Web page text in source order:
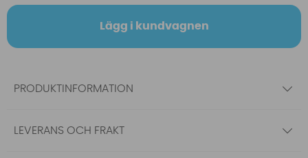
Lägg i kundvagnen
PRODUKTINFORMATION
LEVERANS OCH FRAKT